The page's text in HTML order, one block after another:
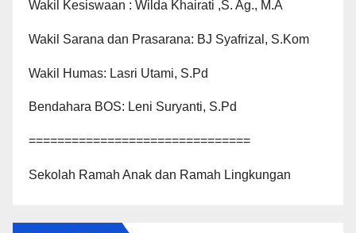
Wakil Kesiswaan : Wilda Khairati ,S. Ag., M.A
Wakil Sarana dan Prasarana: BJ Syafrizal, S.Kom
Wakil Humas: Lasri Utami, S.Pd
Bendahara BOS: Leni Suryanti, S.Pd
===============================
Sekolah Ramah Anak dan Ramah Lingkungan